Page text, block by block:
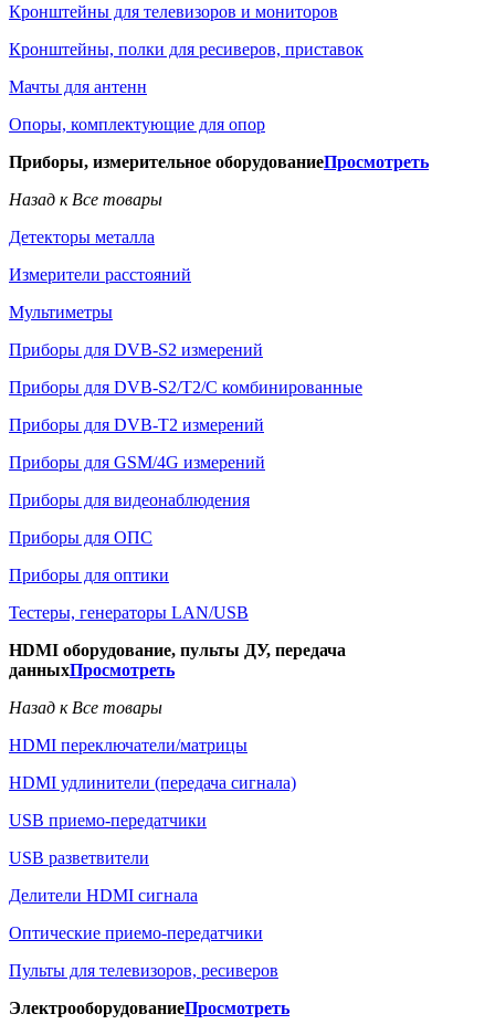
Кронштейны для телевизоров и мониторов
Кронштейны, полки для ресиверов, приставок
Мачты для антенн
Опоры, комплектующие для опор
Приборы, измерительное оборудованиеПросмотреть
Назад к Все товары
Детекторы металла
Измерители расстояний
Мультиметры
Приборы для DVB-S2 измерений
Приборы для DVB-S2/T2/C комбинированные
Приборы для DVB-T2 измерений
Приборы для GSM/4G измерений
Приборы для видеонаблюдения
Приборы для ОПС
Приборы для оптики
Тестеры, генераторы LAN/USB
HDMI оборудование, пульты ДУ, передача
данныхПросмотреть
Назад к Все товары
HDMI переключатели/матрицы
HDMI удлинители (передача сигнала)
USB приемо-передатчики
USB разветвители
Делители HDMI сигнала
Оптические приемо-передатчики
Пульты для телевизоров, ресиверов
ЭлектрооборудованиеПросмотреть